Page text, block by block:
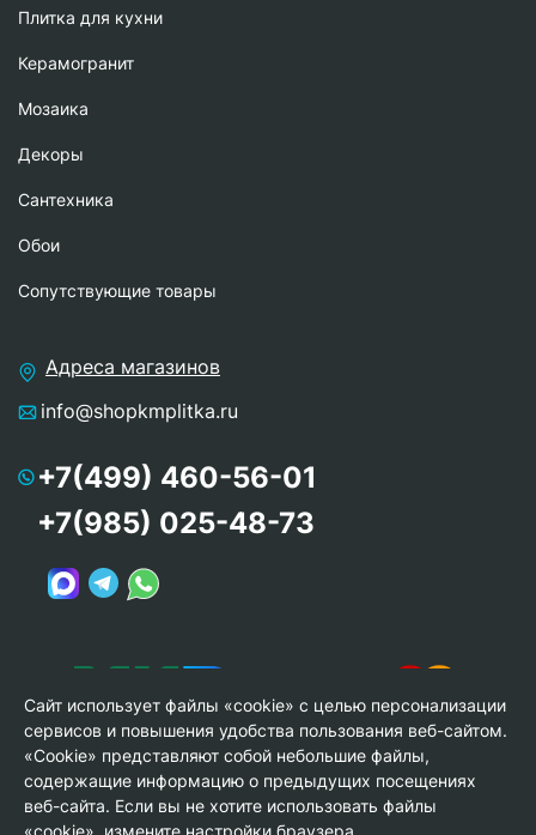
Плитка для кухни
Керамогранит
Мозаика
Декоры
Сантехника
Обои
Сопутствующие товары
Адреса магазинов
info@shopkmplitka.ru
+7(499) 460-56-01
+7(985) 025-48-73
© Copyright 2013-2026 KERAMA MARAZZI, ООО «Гамма
Сайт использует файлы «cookie» с целью персонализации
сервисов и повышения удобства пользования веб-сайтом.
«Cookie» представляют собой небольшие файлы,
содержащие информацию о предыдущих посещениях
веб-сайта. Если вы не хотите использовать файлы
«cookie», измените настройки браузера.